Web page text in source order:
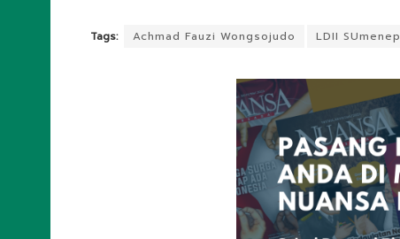
Tags: Achmad Fauzi Wongsojudo LDII SUmenep